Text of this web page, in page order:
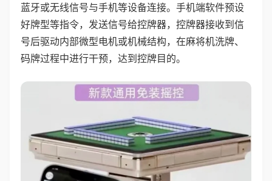
蓝牙或无线信号与手机等设备连接。手机端软件预设
好牌型等指令，发送信号给控牌器，控牌器接收到信
号后驱动内部微型电机或机械结构，在麻将机洗牌、
码牌过程中进行干预，达到控牌目的。